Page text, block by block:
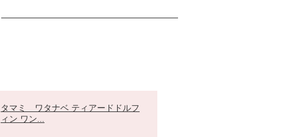
タマミ ワタナベ ティアードドルフ
ィン ワン...